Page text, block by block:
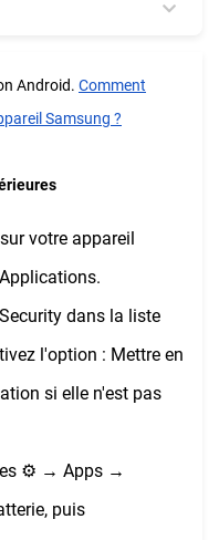
Android. Comment
Samsung ?
votre appareil
dans la liste
l'option : Mettre en
si elle n'est pas
⚙︎ → Apps →
puis